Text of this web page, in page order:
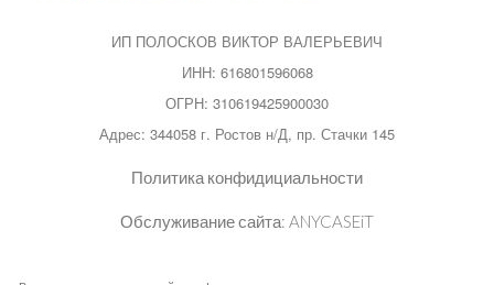
ИП ПОЛОСКОВ ВИКТОР ВАЛЕРЬЕВИЧ
ИНН: 616801596068
ОГРН: 310619425900030
Адрес: 344058 г. Ростов н/Д, пр. Стачки 145
Политика конфидициальности
Обслуживание сайта: ANYCASEiT